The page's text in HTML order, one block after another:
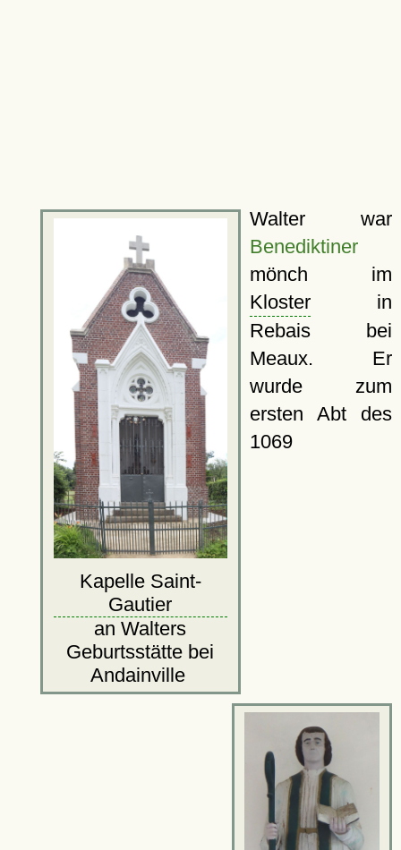
Kapelle Saint-
Gautier
an Walters
Geburtsstätte bei
Andainville
Walter war
Benediktiner
mönch im
Klosterin
Rebais bei
Meaux. Er
wurde zum
ersten Abt des
1069